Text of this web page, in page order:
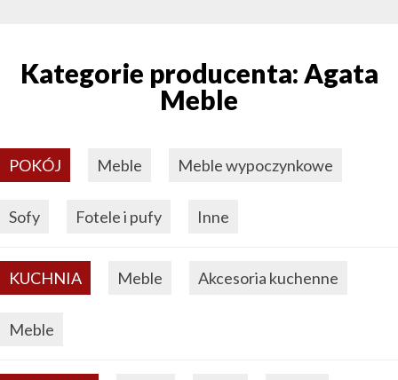
Kategorie producenta: Agata
Meble
POKÓJ Meble Meble wypoczynkowe
Sofy Fotele i pufy Inne
KUCHNIA Meble Akcesoria kuchenne
Meble